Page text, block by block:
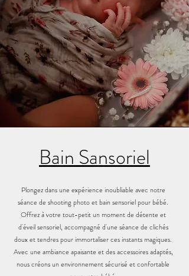
Bain Sansoriel
Plongez dans une expérience inoubliable avec notre
séance de shooting photo et bain sensoriel pour bébé.
Offrez à votre tout-petit un moment de détente et
d'éveil sensoriel, accompagné d'une séance de clichés
doux et tendres pour immortaliser ces instants magiques.
Avec une ambiance apaisante et des accessoires adaptés,
nous créons un environnement sécurisé et confortable